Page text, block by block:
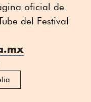
oficial de
del Festival